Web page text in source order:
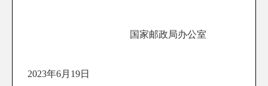
国家邮政局办公室
2023年6月 19日